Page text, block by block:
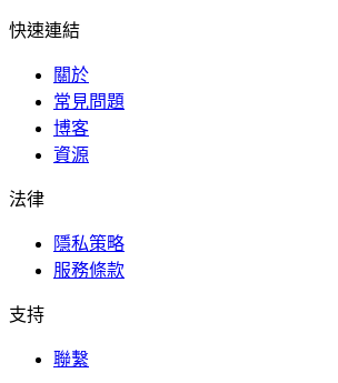
快速連結
關於
常見問題
博客
資源
法律
隱私策略
服務條款
支持
聯繫